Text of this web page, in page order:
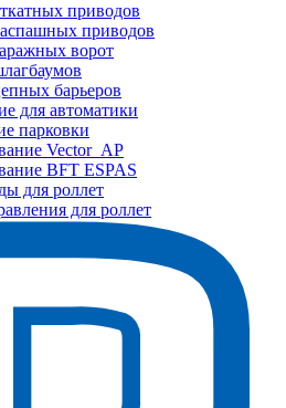
приводов
приводов
ворот
барьеров
для автоматики
парковки
Vector_AP
BFT ESPAS
для роллет
для роллет